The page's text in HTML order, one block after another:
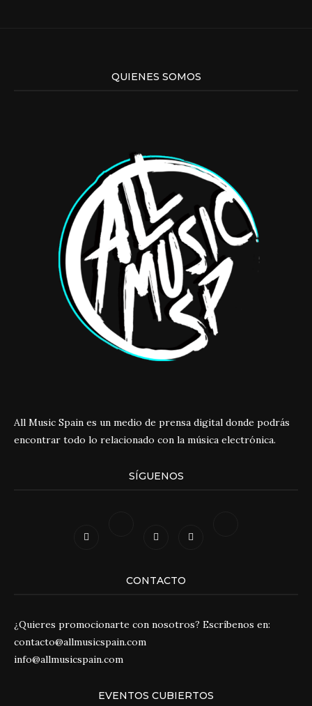
QUIENES SOMOS
All Music Spain es un medio de prensa digital donde podrás
encontrar todo lo relacionado con la música electrónica.
SÍGUENOS
CONTACTO
¿Quieres promocionarte con nosotros? Escríbenos en:
contacto@allmusicspain.com
info@allmusicspain.com
EVENTOS CUBIERTOS